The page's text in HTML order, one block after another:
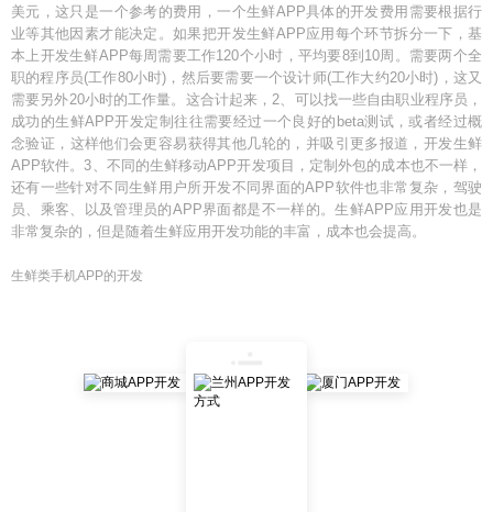
美元，这只是一个参考的费用，一个生鲜APP具体的开发费用需要根据行
业等其他因素才能决定。如果把开发生鲜APP应用每个环节拆分一下，基
本上开发生鲜APP每周需要工作120个小时，平均要8到10周。需要两个全
职的程序员(工作80小时)，然后要需要一个设计师(工作大约20小时)，这又
需要另外20小时的工作量。这合计起来，2、可以找一些自由职业程序员，
成功的生鲜APP开发定制往往需要经过一个良好的beta测试，或者经过概
念验证，这样他们会更容易获得其他几轮的，并吸引更多报道，开发生鲜
APP软件。3、不同的生鲜移动APP开发项目，定制外包的成本也不一样，
还有一些针对不同生鲜用户所开发不同界面的APP软件也非常复杂，驾驶
员、乘客、以及管理员的APP界面都是不一样的。生鲜APP应用开发也是
非常复杂的，但是随着生鲜应用开发功能的丰富，成本也会提高。
生鲜类手机APP的开发